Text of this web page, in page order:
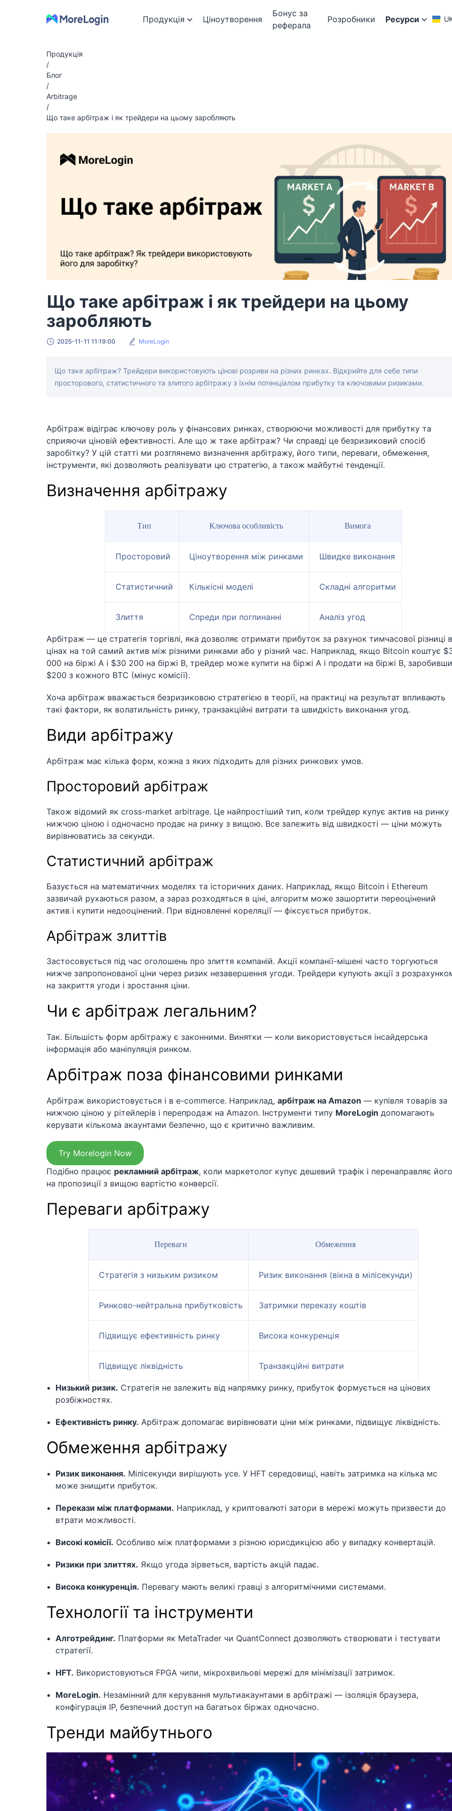
Продукція Ціноутворення
Бонус за
реферала
Розробники Ресурси
Продукція
/
Блог
/
Arbitrage
/
Що таке арбітраж і як трейдери на цьому заробляють
Що таке арбітраж і як трейдери на цьому
заробляють
2025-11-11 11:19:00 MoreLogin
Що таке арбітраж? Трейдери використовують цінові розриви на різних ринках. Відкрийте для себе типи
просторового, статистичного та злитого арбітражу з їхнім потенціалом прибутку та ключовими ризиками.
Арбітраж відіграє ключову роль у фінансових ринках, створюючи можливості для прибутку та
сприяючи ціновій ефективності. Але що ж таке арбітраж? Чи справді це безризиковий спосіб
заробітку? У цій статті ми розглянемо визначення арбітражу, його типи, переваги, обмеження,
інструменти, які дозволяють реалізувати цю стратегію, а також майбутні тенденції.
Визначення арбітражу
Тип Ключова особливість Вимога
Просторовий Ціноутворення між ринками Швидке виконання
Статистичний Кількісні моделі Складні алгоритми
Злиття Спреди при поглинанні Аналіз угод
Арбітраж — це стратегія торгівлі, яка дозволяє отримати прибуток за рахунок тимчасової різниці в
цінах на той самий актив між різними ринками або у різний час. Наприклад, якщо Bitcoin коштує
000 на біржі A і $30 200 на біржі B, трейдер може купити на біржі A і продати на біржі B, заробивши
$200 з кожного BTC (мінус комісії).
Хоча арбітраж вважається безризиковою стратегією в теорії, на практиці на результат впливають
такі фактори, як волатильність ринку, транзакційні витрати та швидкість виконання угод.
Види арбітражу
Арбітраж має кілька форм, кожна з яких підходить для різних ринкових умов.
Просторовий арбітраж
Також відомий як cross-market arbitrage. Це найпростіший тип, коли трейдер купує актив на ринку
нижчою ціною і одночасно продає на ринку з вищою. Все залежить від швидкості — ціни можуть
вирівнюватись за секунди.
Статистичний арбітраж
Базується на математичних моделях та історичних даних. Наприклад, якщо Bitcoin і Ethereum
зазвичай рухаються разом, а зараз розходяться в ціні, алгоритм може зашортити переоцінений
актив і купити недооцінений. При відновленні кореляції — фіксується прибуток.
Арбітраж злиттів
Застосовується під час оголошень про злиття компаній. Акції компанії-мішені часто торгуються
нижче запропонованої ціни через ризик незавершення угоди. Трейдери купують акції з
на закриття угоди і зростання ціни.
Чи є арбітраж легальним?
Так. Більшість форм арбітражу є законними. Винятки — коли використовується інсайдерська
інформація або маніпуляція ринком.
Арбітраж поза фінансовими ринками
Арбітраж використовується і в e-commerce. Наприклад, арбітраж на Amazon — купівля товарів за
нижчою ціною у рітейлерів і перепродаж на Amazon. Інструменти типу MoreLogin допомагають
керувати кількома акаунтами безпечно, що є критично важливим.
Try Morelogin Now
Подібно працює рекламний арбітраж, коли маркетолог купує дешевий трафік і перенаправляє його
на пропозиції з вищою вартістю конверсії.
Переваги арбітражу
Переваги Обмеження
Стратегія з низьким ризиком Ризик виконання (вікна в мілісекунди)
Ринково-нейтральна прибутковість Затримки переказу коштів
Підвищує ефективність ринку Висока конкуренція
Підвищує ліквідність Транзакційні витрати
Низький ризик. Стратегія не залежить від напрямку ринку, прибуток формується на цінових
розбіжностях.
Ефективність ринку. Арбітраж допомагає вирівнювати ціни між ринками, підвищує ліквідність.
Обмеження арбітражу
Ризик виконання. Мілісекунди вирішують усе. У HFT середовищі, навіть затримка на кілька мс
може знищити прибуток.
Перекази між платформами. Наприклад, у криптовалюті затори в мережі можуть призвести до
втрати можливості.
Високі комісії. Особливо між платформами з різною юрисдикцією або у випадку конвертацій.
Ризики при злиттях. Якщо угода зірветься, вартість акцій падає.
Висока конкуренція. Перевагу мають великі гравці з алгоритмічними системами.
Технології та інструменти
Алготрейдинг. Платформи як MetaTrader чи QuantConnect дозволяють створювати і тестувати
стратегії.
HFT. Використовуються FPGA чипи, мікрохвильові мережі для мінімізації затримок.
MoreLogin. Незамінний для керування мультиакаунтами в арбітражі — ізоляція браузера,
конфігурація IP, безпечний доступ на багатьох біржах одночасно.
Тренди майбутнього